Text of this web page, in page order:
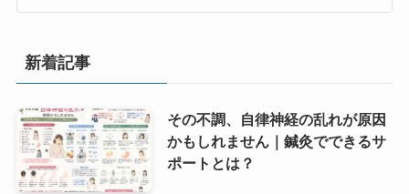
新着記事
その不調、自律神経の乱れが原因
かもしれません｜鍼灸でできるサ
ポートとは？